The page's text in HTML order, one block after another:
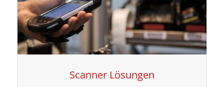
Scanner Lösungen